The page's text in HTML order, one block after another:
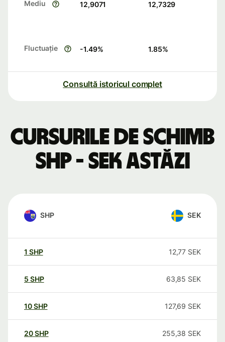
Mediu 12,9071 12,7329
Fluctuație -1.49% 1.85%
Consultă istoricul complet
Cursurile de schimb
SHP - SEK astăzi
SHP SEK
1 SHP 12,77 SEK
5 SHP 63,85 SEK
10SHP 127,69 SEK
20SHP 255,38 SEK